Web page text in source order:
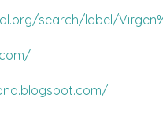
search/label/